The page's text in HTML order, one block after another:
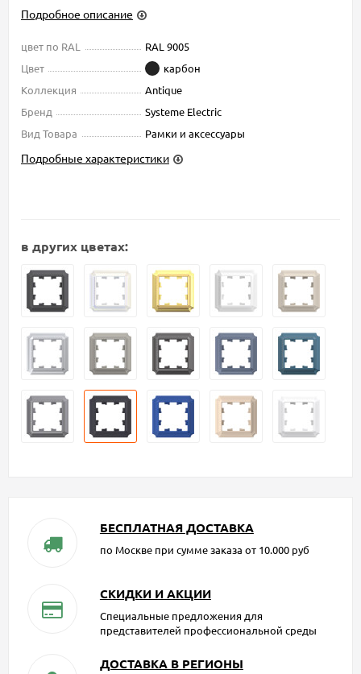
Подробное описание
цвет по RAL
RAL 9005
Цвет
карбон
Коллекция
Antique
Бренд
Systeme Electric
Вид Товара
Рамки и аксессуары
Подробные характеристики
в других цветах:
БЕСПЛАТНАЯ ДОСТАВКА
по Москве при сумме заказа от 10.000 руб
СКИДКИ И АКЦИИ
Специальные предложения для
представителей профессиональной среды
ДОСТАВКА В РЕГИОНЫ